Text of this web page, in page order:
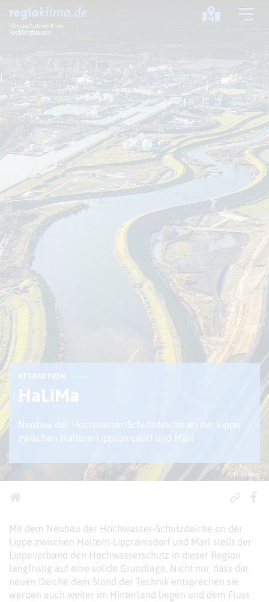
Klimaschutz im Kreis
Recklinghausen
Klima im Kreis
Klimawandel
Klimaschutz
Klimaanpassung
© H. Blossey
ATTRAKTION
HaLiMa
Neubau der Hochwasser-Schutzdeiche an der Lippe
zwischen Haltern-Lippramsdorf und Marl
Mit dem Neubau der Hochwasser-Schutzdeiche an der
Lippe zwischen Haltern-Lippramsdorf und Marl stellt der
Lippeverband den Hochwasserschutz in dieser Region
langfristig auf eine solide Grundlage. Nicht nur, dass die
neuen Deiche dem Stand der Technik entsprechen sie
werden auch weiter im Hinterland liegen und dem Fluss